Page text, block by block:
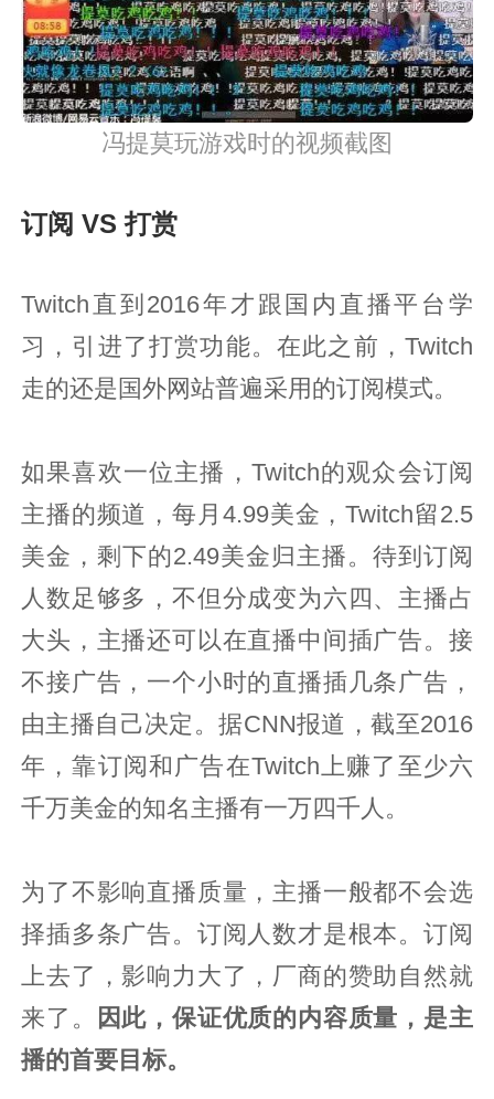
冯提莫玩游戏时的视频截图
订阅 VS 打赏
Twitch直到2016年才跟国内直播平台学
习，引进了打赏功能。在此之前，Twitch
走的还是国外网站普遍采用的订阅模式。
如果喜欢一位主播，Twitch的观众会订阅
主播的频道，每月4.99美金，Twitch留2.5
美金，剩下的2.49美金归主播。待到订阅
人数足够多，不但分成变为六四、主播占
大头，主播还可以在直播中间插广告。接
不接广告，一个小时的直播插几条广告，
由主播自己决定。据CNN报道，截至2016
年，靠订阅和广告在Twitch上赚了至少六
千万美金的知名主播有一万四千人。
为了不影响直播质量，主播一般都不会选
择插多条广告。订阅人数才是根本。订阅
上去了，影响力大了，厂商的赞助自然就
来了。
因此，保证优质的内容质量，是主
播的首要目标。